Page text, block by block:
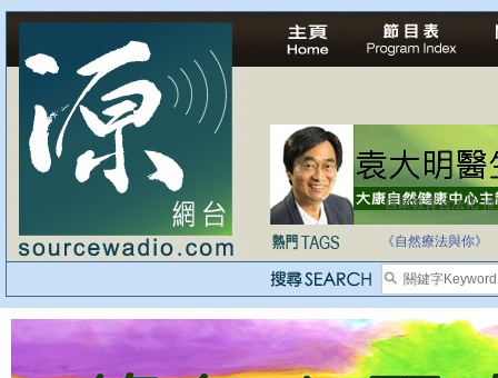
自家教育合法化-
《自然療法與你》